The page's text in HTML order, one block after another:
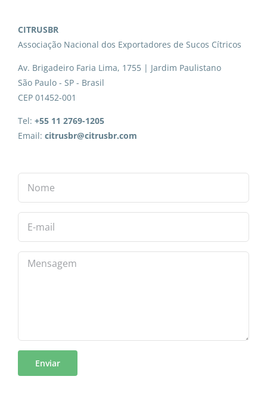
CITRUSBR
Associação Nacional dos Exportadores de Sucos Cítricos
Av. Brigadeiro Faria Lima, 1755 | Jardim Paulistano
São Paulo - SP - Brasil
CEP 01452-001
Tel: +55 11 2769-1205
Email: citrusbr@citrusbr.com